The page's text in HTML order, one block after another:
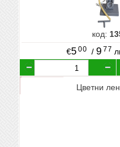
код:
€5 00 / 9 77
Цветни